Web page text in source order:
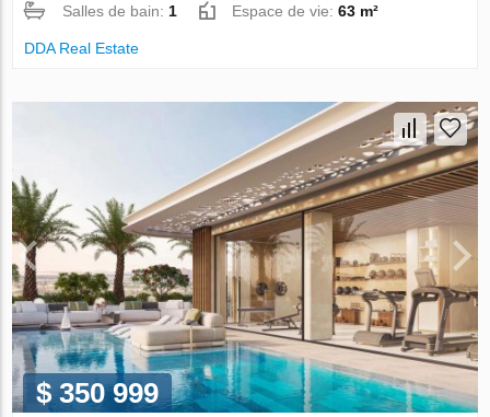
Salles de bain: 1 Espace de vie:63 m²
DDA Real Estate
$ 350 999